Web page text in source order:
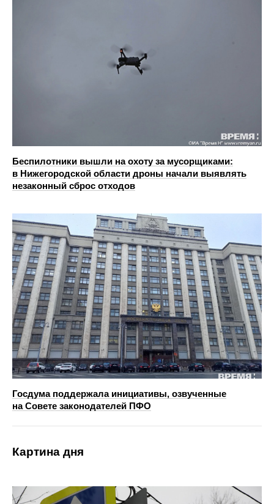
Беспилотники вышли на охоту за мусорщиками:
в Нижегородской области дроны начали выявлять
незаконный сброс отходов
Госдума поддержала инициативы, озвученные
на Совете законодателей ПФО
Картина дня